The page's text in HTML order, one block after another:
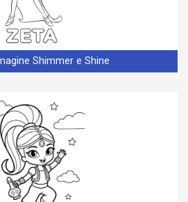
Shimmer e Shine